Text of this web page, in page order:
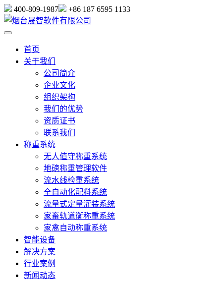
400-809-1987 +86 187 6595 1133
首页
关于我们
公司简介
企业文化
组织架构
我们的优势
资质证书
联系我们
称重系统
无人值守称重系统
地磅称重管理软件
流水线检重系统
全自动化配料系统
流量式定量灌装系统
家畜轨道衡称重系统
家禽自动称重系统
智能设备
解决方案
行业案例
新闻动态